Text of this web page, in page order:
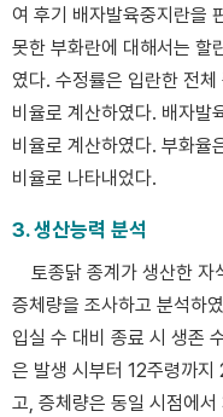
여 후기 배자발육중지란을
못한 부화란에 대해서는 할
였다. 수정률은 입란한 전
비율로 계산하였다. 배자발
비율로 계산하였다. 부화율
비율로 나타내었다.
3. 생산능력 분석
토종닭 종계가 생산한 자
증체량을 조사하고 분석하
입실 수 대비 종료 시 생존
은 발생 시부터 12주령까지
고, 증체량은 동일 시점에